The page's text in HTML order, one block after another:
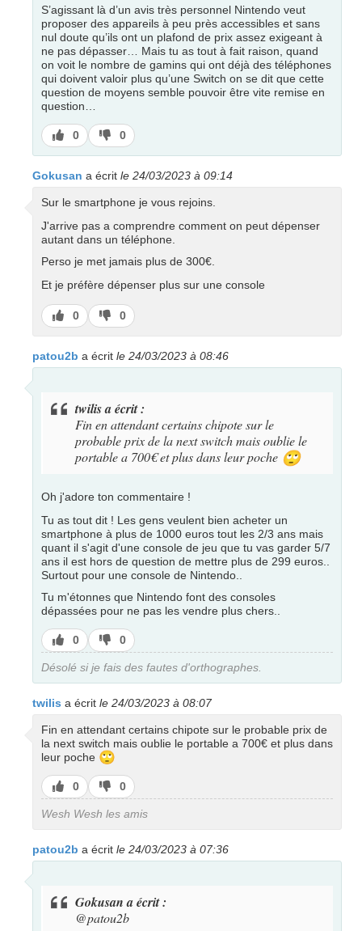
S’agissant là d’un avis très personnel Nintendo veut
proposer des appareils à peu près accessibles et sans
nul doute qu’ils ont un plafond de prix assez exigeant à
ne pas dépasser… Mais tu as tout à fait raison, quand
on voit le nombre de gamins qui ont déjà des téléphones
qui doivent valoir plus qu’une Switch on se dit que cette
question de moyens semble pouvoir être vite remise en
question…
J’aime
0
J’aime
pas
0
Gokusan a écrit le 24/03/2023 à 09:14
Sur le smartphone je vous rejoins.
J'arrive pas a comprendre comment on peut dépenser
autant dans un téléphone.
Perso je met jamais plus de 300€.
Et je préfère dépenser plus sur une console
J’aime
0
J’aime
pas
0
patou2b a écrit le 24/03/2023 à 08:46
twilis a écrit :
Fin en attendant certains chipote sur le
probable prix de la next switch mais oublie le
portable a 700€ et plus dans leur poche 🙄
Oh j'adore ton commentaire !
Tu as tout dit ! Les gens veulent bien acheter un
smartphone à plus de 1000 euros tout les 2/3 ans mais
quant il s'agit d'une console de jeu que tu vas garder 5/7
ans il est hors de question de mettre plus de 299 euros..
Surtout pour une console de Nintendo..
Tu m'étonnes que Nintendo font des consoles
dépassées pour ne pas les vendre plus chers..
J’aime
0
J’aime
pas
0
Désolé si je fais des fautes d'orthographes.
twilis a écrit le 24/03/2023 à 08:07
Fin en attendant certains chipote sur le probable prix de
la next switch mais oublie le portable a 700€ et plus dans
leur poche 🙄
J’aime
0
J’aime
pas
0
Wesh Wesh les amis
patou2b a écrit le 24/03/2023 à 07:36
Gokusan a écrit :
@patou2b